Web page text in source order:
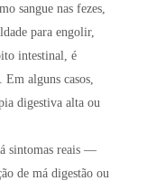
sangue nas fezes,
para engolir,
intestinal, é
alguns casos,
digestiva alta ou
sintomas reais —
de má digestão ou